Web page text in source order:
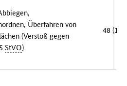
Überfahren von
(Verstoß gegen
StVO)
48 (17)